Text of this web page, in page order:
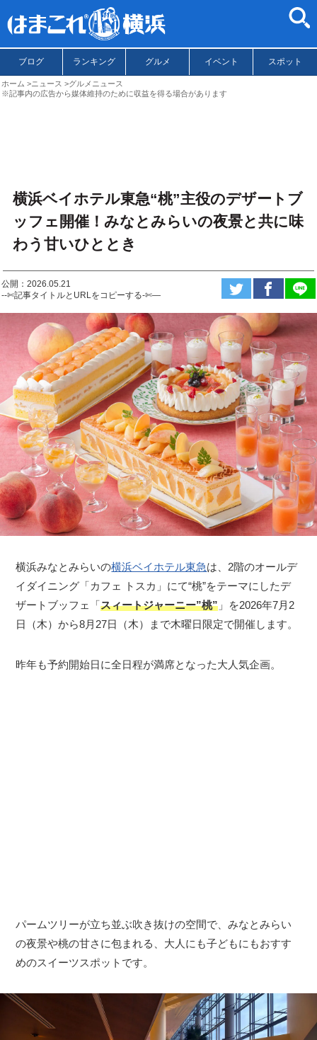
ブログ ランキング グルメ イベント スポット
ホーム ニュース
グルメニュース
※記事内の広告から媒体維持のために収益を得る場合があります
横浜ベイホテル東急“桃”主役のデザートブ
ッフェ開催！みなとみらいの夜景と共に味
わう甘いひととき
公開：2026.05.21
--✄記事タイトルとURLをコピーする-✄—
横浜みなとみらいの横浜ベイホテル東急は、2階のオールデ
イダイニング「カフェ トスカ」にて“桃”をテーマにしたデ
ザートブッフェ「スィートジャーニー”桃” 」を2026年7月2
日（木）から8月27日（木）まで木曜日限定で開催します。
昨年も予約開始日に全日程が満席となった大人気企画。
パームツリーが立ち並ぶ吹き抜けの空間で、みなとみらい
の夜景や桃の甘さに包まれる、大人にも子どもにもおすす
めのスイーツスポットです。